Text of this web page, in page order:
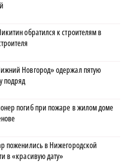
обратился к строителям в
Новгород» одержал пятую
подряд
погиб при пожаре в жилом доме
поженились в Нижегородской
в «красивую дату»